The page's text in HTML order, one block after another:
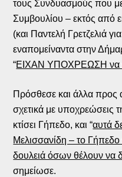
τους Συνδυασμούς που
Συμβουλίου – εκτός από
(και Παντελή Γρετζελιά
εναπομείναντα στην
“ΕΙΧΑΝ ΥΠΟΧΡΕΩΣΗ να
Πρόσθεσε και άλλα προς
σχετικά με υποχρεώσεις
κτίσει Γήπεδο, και “αυτά
Μελισσανίδη – το Γήπεδο
δουλειά όσων θέλουν να
σημείωσε.